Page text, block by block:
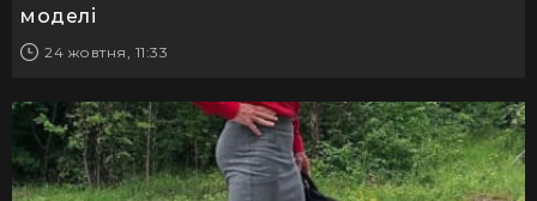
моделі
24 жовтня, 11:33